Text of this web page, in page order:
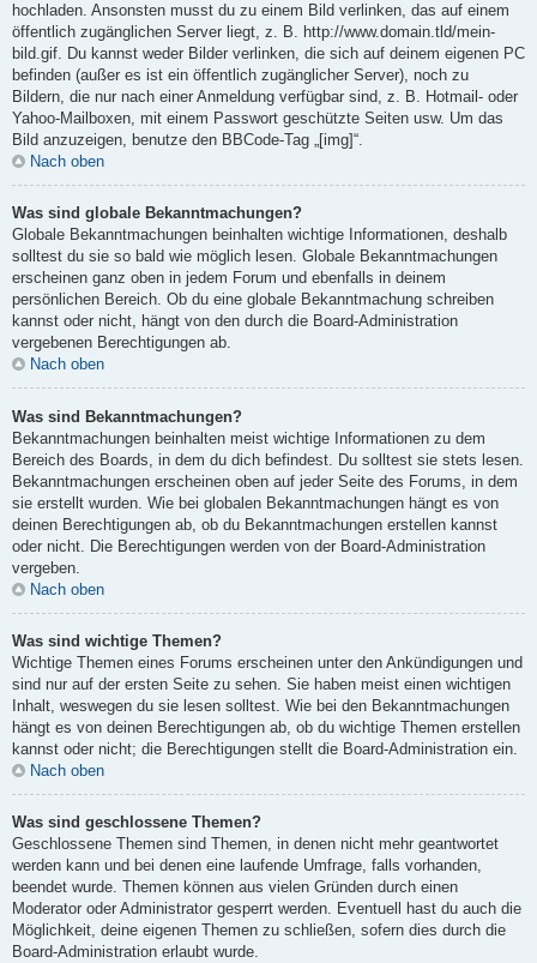
hochladen. Ansonsten musst du zu einem Bild verlinken, das auf einem
öffentlich zugänglichen Server liegt, z. B. http://www.domain.tld/mein-
bild.gif. Du kannst weder Bilder verlinken, die sich auf deinem eigenen PC
befinden (außer es ist ein öffentlich zugänglicher Server), noch zu
Bildern, die nur nach einer Anmeldung verfügbar sind, z. B. Hotmail- oder
Yahoo-Mailboxen, mit einem Passwort geschützte Seiten usw. Um das
Bild anzuzeigen, benutze den BBCode-Tag „[img]“.
Nach oben
Was sind globale Bekanntmachungen?
Globale Bekanntmachungen beinhalten wichtige Informationen, deshalb
solltest du sie so bald wie möglich lesen. Globale Bekanntmachungen
erscheinen ganz oben in jedem Forum und ebenfalls in deinem
persönlichen Bereich. Ob du eine globale Bekanntmachung schreiben
kannst oder nicht, hängt von den durch die Board-Administration
vergebenen Berechtigungen ab.
Nach oben
Was sind Bekanntmachungen?
Bekanntmachungen beinhalten meist wichtige Informationen zu dem
Bereich des Boards, in dem du dich befindest. Du solltest sie stets lesen.
Bekanntmachungen erscheinen oben auf jeder Seite des Forums, in dem
sie erstellt wurden. Wie bei globalen Bekanntmachungen hängt es von
deinen Berechtigungen ab, ob du Bekanntmachungen erstellen kannst
oder nicht. Die Berechtigungen werden von der Board-Administration
vergeben.
Nach oben
Was sind wichtige Themen?
Wichtige Themen eines Forums erscheinen unter den Ankündigungen und
sind nur auf der ersten Seite zu sehen. Sie haben meist einen wichtigen
Inhalt, weswegen du sie lesen solltest. Wie bei den Bekanntmachungen
hängt es von deinen Berechtigungen ab, ob du wichtige Themen erstellen
kannst oder nicht; die Berechtigungen stellt die Board-Administration ein.
Nach oben
Was sind geschlossene Themen?
Geschlossene Themen sind Themen, in denen nicht mehr geantwortet
werden kann und bei denen eine laufende Umfrage, falls vorhanden,
beendet wurde. Themen können aus vielen Gründen durch einen
Moderator oder Administrator gesperrt werden. Eventuell hast du auch die
Möglichkeit, deine eigenen Themen zu schließen, sofern dies durch die
Board-Administration erlaubt wurde.